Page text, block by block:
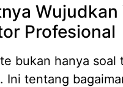
Wujudkan
Profesional
bukan hanya soal
Ini tentang